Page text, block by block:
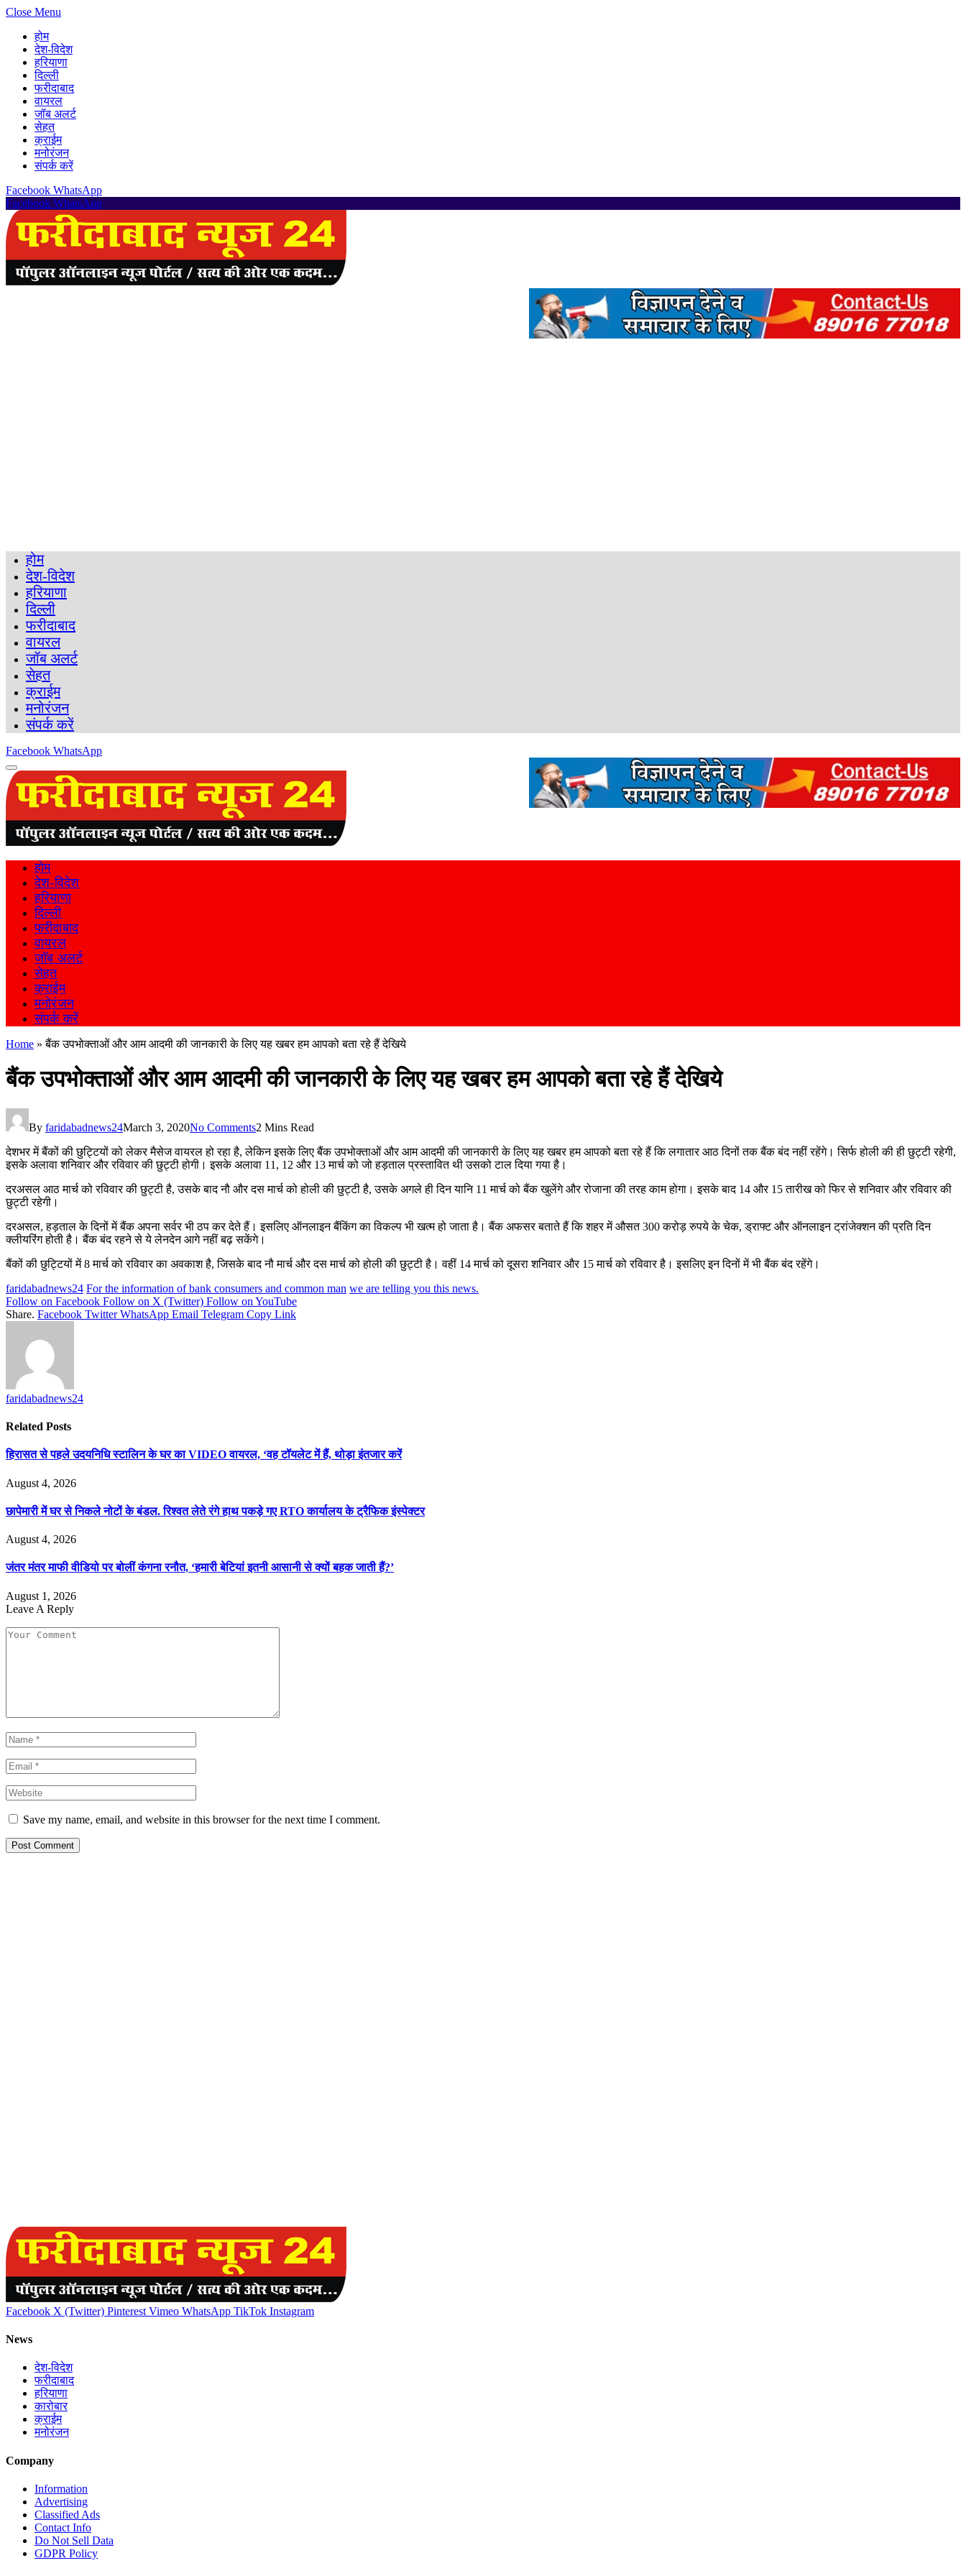
Close Menu
होम
देश-विदेश
हरियाणा
दिल्ली
फरीदाबाद
वायरल
जॉब अलर्ट
सेहत
क्राईम
मनोरंजन
संपर्क करें
Facebook WhatsApp
Facebook WhatsApp
होम
देश-विदेश
हरियाणा
दिल्ली
फरीदाबाद
वायरल
जॉब अलर्ट
सेहत
क्राईम
मनोरंजन
संपर्क करें
Facebook WhatsApp
होम
देश-विदेश
हरियाणा
दिल्ली
फरीदाबाद
वायरल
जॉब अलर्ट
सेहत
क्राईम
मनोरंजन
संपर्क करें
Home »बैंक उपभोक्ताओं और आम आदमी की जानकारी के लिए यह खबर हम आपको बता रहे हैं देखिये
बैंक उपभोक्ताओं और आम आदमी की जानकारी के लिए यह खबर हम आपको बता रहे हैं देखिये
By faridabadnews24March 3, 2020No Comments2 Mins Read
देशभर में बैंकों की छुट्टियों को लेकर मैसेज वायरल हो रहा है, लेकिन इसके लिए बैंक उपभोक्ताओं और आम आदमी की जानकारी के लिए यह खबर हम आपको बता रहे हैं कि लगातार आठ दिनों तक बैंक बंद नहीं रहेंगे। सिर्फ होली की ही छुट्टी रहेगी,
इसके अलावा शनिवार और रविवार की छुट्टी होगी। इसके अलावा 11, 12 और 13 मार्च को जो हड़ताल प्रस्तावित थी उसको टाल दिया गया है।
दरअसल आठ मार्च को रविवार की छुट्टी है, उसके बाद नौ और दस मार्च को होली की छुट्टी है, उसके अगले ही दिन यानि 11 मार्च को बैंक खुलेंगे और रोजाना की तरह काम होगा। इसके बाद 14 और 15 तारीख को फिर से शनिवार और रविवार की
छुट्टी रहेगी।
दरअसल, हड़ताल के दिनों में बैंक अपना सर्वर भी ठप कर देते हैं। इसलिए ऑनलाइन बैंकिंग का विकल्प भी खत्म हो जाता है। बैंक अफसर बताते हैं कि शहर में औसत 300 करोड़ रुपये के चेक, ड्राफ्ट और ऑनलाइन ट्रांजेक्शन की प्रति दिन
क्लीयरिंग होती है। बैंक बंद रहने से ये लेनदेन आगे नहीं बढ़ सकेंगे।
बैंकों की छुट्टियों में 8 मार्च को रविवार का अवकाश है, जिसके बाद नौ मार्च और दस मार्च को होली की छुट्टी है। वहीं 14 मार्च को दूसरा शनिवार और 15 मार्च को रविवार है। इसलिए इन दिनों में भी बैंक बंद रहेंगे।
faridabadnews24 For the information of bank consumers and common man we are telling you this news.
Follow on Facebook Follow on X (Twitter) Follow on YouTube
Share. Facebook Twitter WhatsApp Email Telegram Copy Link
faridabadnews24
Related Posts
हिरासत से पहले उदयनिधि स्टालिन के घर का VIDEO वायरल, ‘वह टॉयलेट में हैं, थोड़ा इंतजार करें
August 4, 2026
छापेमारी में घर से निकले नोटों के बंडल. रिश्वत लेते रंगे हाथ पकड़े गए RTO कार्यालय के ट्रैफिक इंस्पेक्टर
August 4, 2026
जंतर मंतर माफी वीडियो पर बोलीं कंगना रनौत, ‘हमारी बेटियां इतनी आसानी से क्यों बहक जाती हैं?’
August 1, 2026
Leave A Reply
Save my name, email, and website in this browser for the next time I comment.
Facebook X (Twitter) Pinterest Vimeo WhatsApp TikTok Instagram
News
देश-विदेश
फरीदाबाद
हरियाणा
कारोबार
क्राईम
मनोरंजन
Company
Information
Advertising
Classified Ads
Contact Info
Do Not Sell Data
GDPR Policy